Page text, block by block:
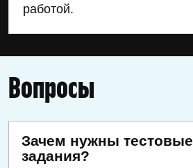
работой.
Вопросы
Зачем нужны тестовые
задания?